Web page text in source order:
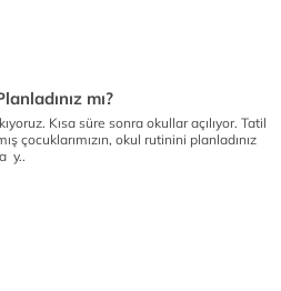
mı?
Kısa süre sonra okullar açılıyor. Tatil
çocuklarımızın, okul rutinini planladınız
y..